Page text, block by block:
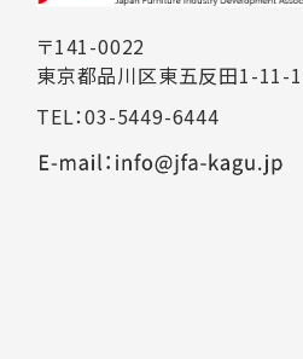
〒141-0022
東京都品川区東五反田1-11-
TEL：03-5449-6444